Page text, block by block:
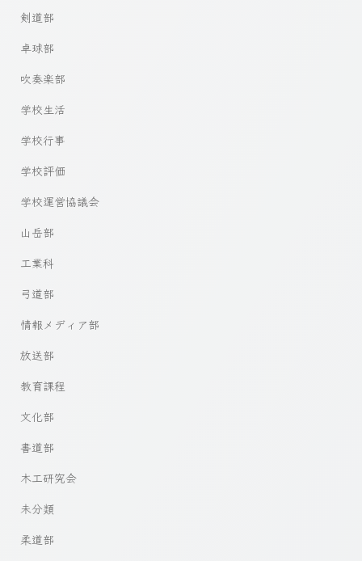
剣道部
卓球部
吹奏楽部
学校生活
学校行事
学校評価
学校運営協議会
山岳部
工業科
弓道部
情報メディア部
放送部
教育課程
文化部
書道部
木工研究会
未分類
柔道部